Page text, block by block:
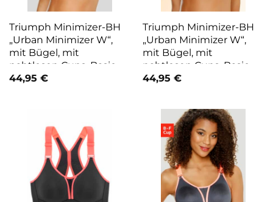
Triumph Minimizer-BH
„Urban Minimizer W“,
mit Bügel, mit
nahtlosen Cups, Basic
Dessous gelb
44,95 €
Triumph Minimizer-BH
„Urban Minimizer W“,
mit Bügel, mit
nahtlosen Cups, Basic
Dessous schwarz
44,95 €